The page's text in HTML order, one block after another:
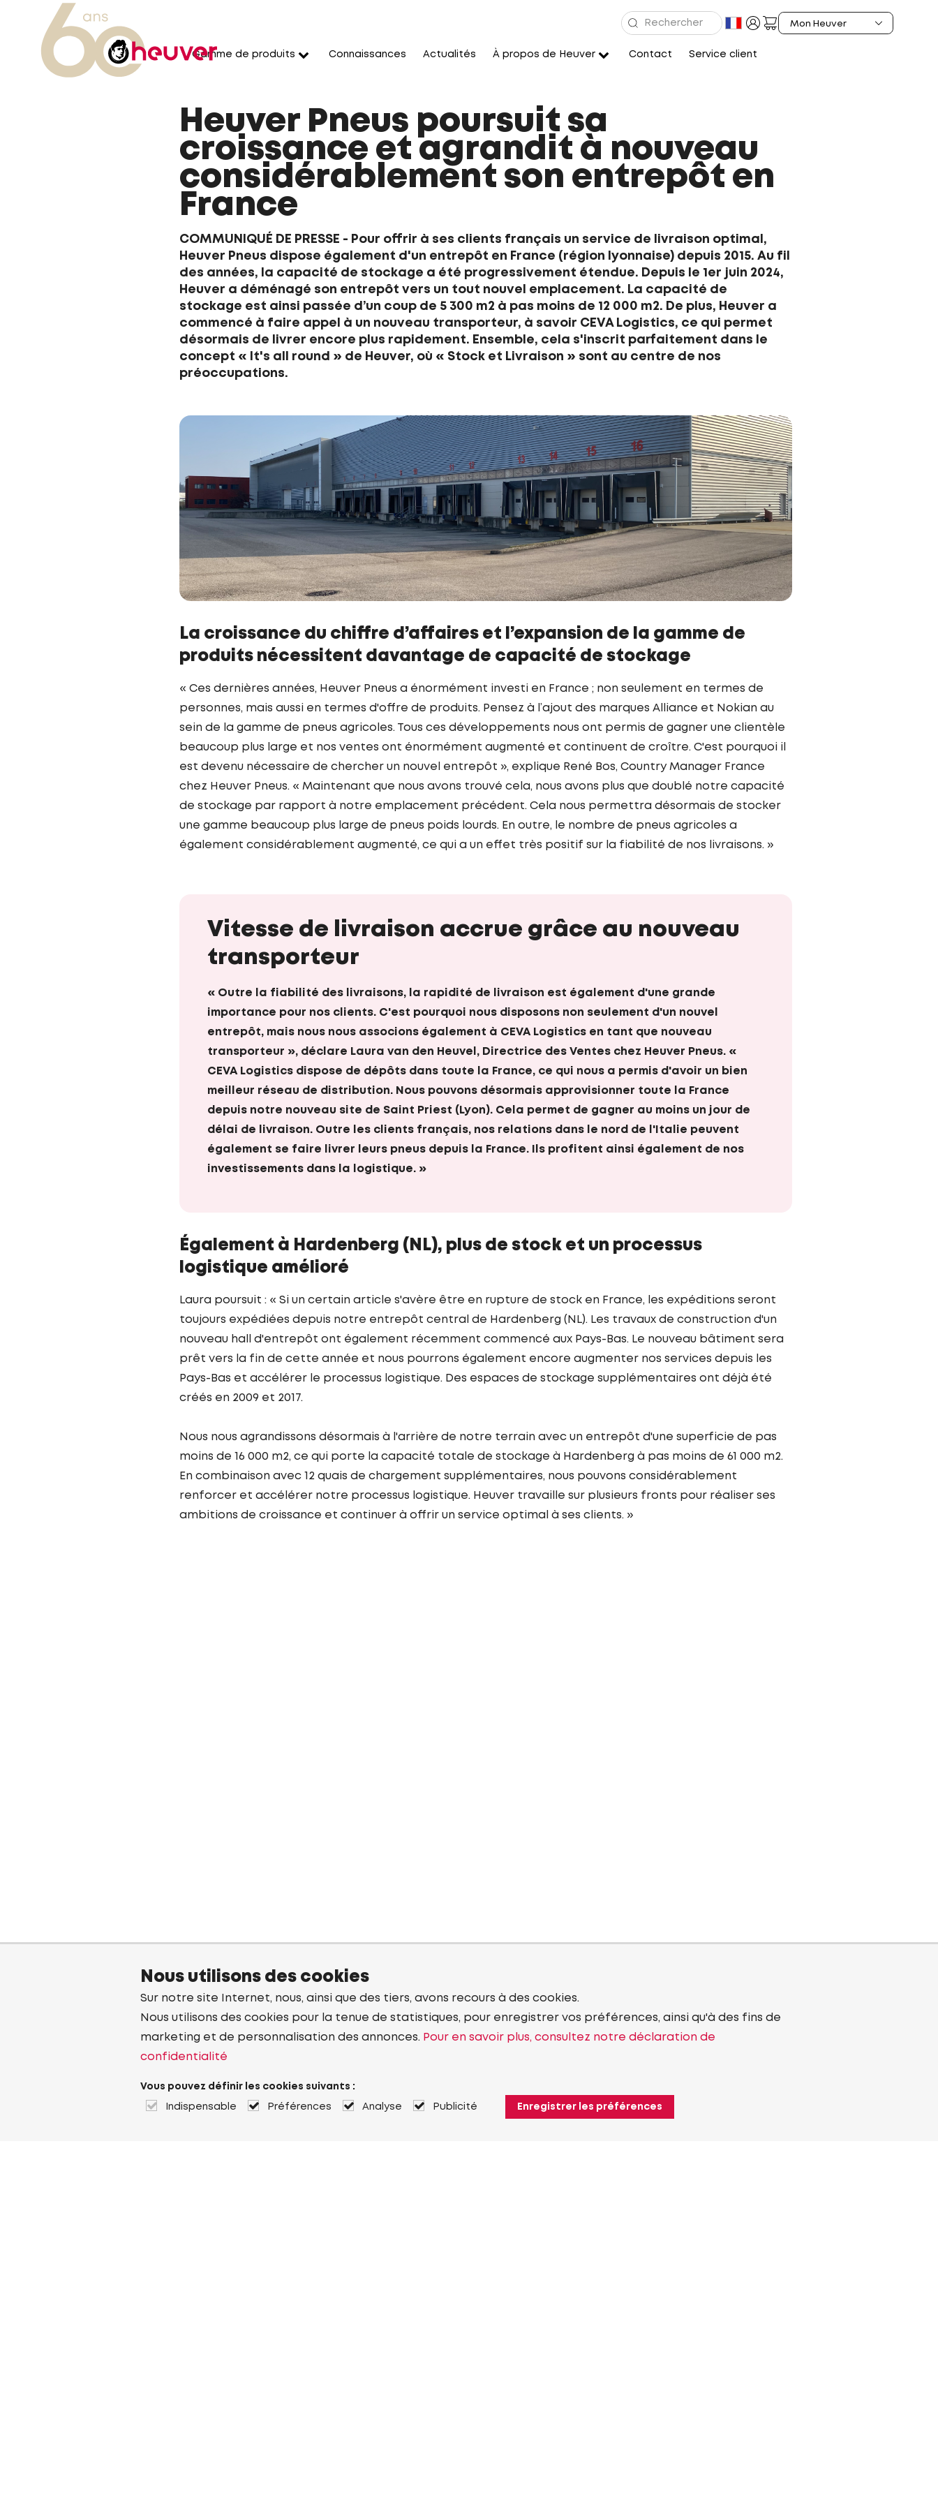
Gamme de produits Connaissances Actualités À propos de Heuver Contact Service client
Heuver Pneus poursuit sa
croissance et agrandit à nouveau
considérablement son entrepôt en
France
COMMUNIQUÉ DE PRESSE - Pour offrir à ses clients français un service de livraison optimal,
Heuver Pneus dispose également d'un entrepôt en France (région lyonnaise) depuis 2015. Au fil
des années, la capacité de stockage a été progressivement étendue. Depuis le 1er juin 2024,
Heuver a déménagé son entrepôt vers un tout nouvel emplacement. La capacité de
stockage est ainsi passée d’un coup de 5 300 m2 à pas moins de 12 000 m2. De plus, Heuver a
commencé à faire appel à un nouveau transporteur, à savoir CEVA Logistics, ce qui permet
désormais de livrer encore plus rapidement. Ensemble, cela s'inscrit parfaitement dans le
concept « It's all round » de Heuver, où « Stock et Livraison » sont au centre de nos
préoccupations.
La croissance du chiffre d’affaires et l’expansion de la gamme de
produits nécessitent davantage de capacité de stockage
« Ces dernières années, Heuver Pneus a énormément investi en France ; non seulement en termes de
personnes, mais aussi en termes d'offre de produits. Pensez à l’ajout des marques Alliance et Nokian au
sein de la gamme de pneus agricoles. Tous ces développements nous ont permis de gagner une clientèle
beaucoup plus large et nos ventes ont énormément augmenté et continuent de croître. C'est pourquoi il
est devenu nécessaire de chercher un nouvel entrepôt », explique René Bos, Country Manager France
chez Heuver Pneus. « Maintenant que nous avons trouvé cela, nous avons plus que doublé notre capacité
de stockage par rapport à notre emplacement précédent. Cela nous permettra désormais de stocker
une gamme beaucoup plus large de pneus poids lourds. En outre, le nombre de pneus agricoles a
également considérablement augmenté, ce qui a un effet très positif sur la fiabilité de nos livraisons. »
Vitesse de livraison accrue grâce au nouveau
transporteur
« Outre la fiabilité des livraisons, la rapidité de livraison est également d'une grande
importance pour nos clients. C'est pourquoi nous disposons non seulement d'un nouvel
entrepôt, mais nous nous associons également à CEVA Logistics en tant que nouveau
transporteur », déclare Laura van den Heuvel, Directrice des Ventes chez Heuver Pneus. «
CEVA Logistics dispose de dépôts dans toute la France, ce qui nous a permis d'avoir un bien
meilleur réseau de distribution. Nous pouvons désormais approvisionner toute la France
depuis notre nouveau site de Saint Priest (Lyon). Cela permet de gagner au moins un jour de
délai de livraison. Outre les clients français, nos relations dans le nord de l'Italie peuvent
également se faire livrer leurs pneus depuis la France. Ils profitent ainsi également de nos
investissements dans la logistique. »
Également à Hardenberg (NL), plus de stock et un processus
logistique amélioré
Laura poursuit : « Si un certain article s'avère être en rupture de stock en France, les expéditions seront
toujours expédiées depuis notre entrepôt central de Hardenberg (NL). Les travaux de construction d'un
nouveau hall d'entrepôt ont également récemment commencé aux Pays-Bas. Le nouveau bâtiment sera
prêt vers la fin de cette année et nous pourrons également encore augmenter nos services depuis les
Pays-Bas et accélérer le processus logistique. Des espaces de stockage supplémentaires ont déjà été
créés en 2009 et 2017.
Nous nous agrandissons désormais à l'arrière de notre terrain avec un entrepôt d'une superficie de pas
moins de 16 000 m2, ce qui porte la capacité totale de stockage à Hardenberg à pas moins de 61 000 m2.
En combinaison avec 12 quais de chargement supplémentaires, nous pouvons considérablement
renforcer et accélérer notre processus logistique. Heuver travaille sur plusieurs fronts pour réaliser ses
ambitions de croissance et continuer à offrir un service optimal à ses clients. »
Nous utilisons des cookies
Sur notre site Internet, nous, ainsi que des tiers, avons recours à des cookies.
Nous utilisons des cookies pour la tenue de statistiques, pour enregistrer vos préférences, ainsi qu'à des fins de
marketing et de personnalisation des annonces. Pour en savoir plus, consultez notre déclaration de
confidentialité
Vous pouvez définir les cookies suivants :
Indispensable Préférences Analyse Publicité Enregistrer les préférences